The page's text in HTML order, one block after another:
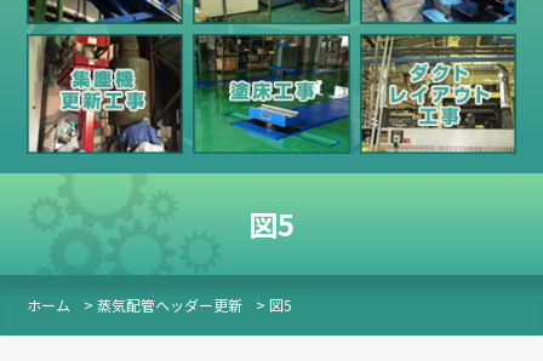
図5
ホーム > 蒸気配管ヘッダー更新 > 図5